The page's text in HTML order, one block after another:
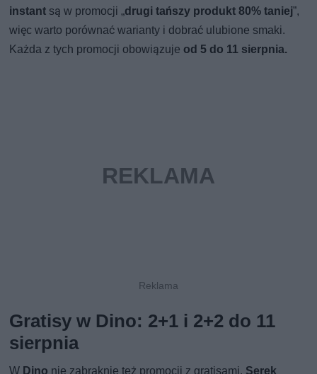
instant są w promocji „drugi tańszy produkt 80% taniej”,
więc warto porównać warianty i dobrać ulubione smaki.
Każda z tych promocji obowiązuje od 5 do 11 sierpnia.
Gratisy w Dino: 2+1 i 2+2 do 11
sierpnia
W Dino nie zabraknie też promocji z gratisami. Serek